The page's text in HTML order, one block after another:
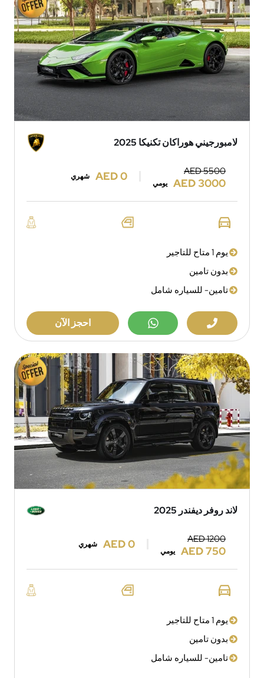
لامبورجيني هوراكان تكنيكا 2025
AED 5500
AED 3000 يومي
AED 0 شهري
يوم 1 متاح للتاجير
بدون تامين
تامين- للسياره شامل
احجز الآن
لاند روفر ديفندر 2025
AED 1200
AED 750 يومي
AED 0 شهري
يوم 1 متاح للتاجير
بدون تامين
تامين- للسياره شامل